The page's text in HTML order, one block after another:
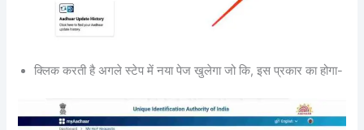
क्लिक करती है अगले स्टेप में नया पेज खुलेगा जो कि, इस प्रकार का होगा-